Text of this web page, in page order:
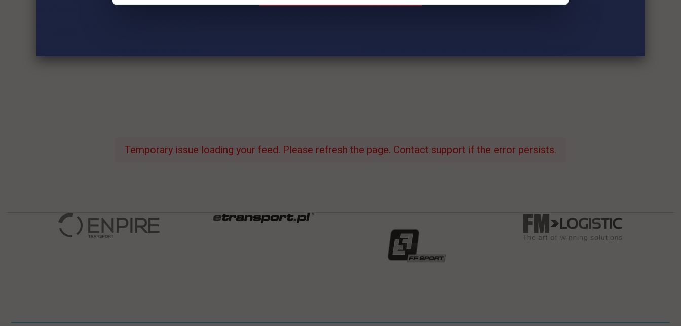
Temporary issue loading your feed. Please refresh the page. Contact support if the error persists.